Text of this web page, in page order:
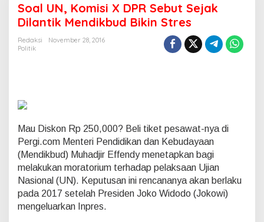
a
l
U
N
X
P
R
S
e
b
u
t
Soal UN, Komisi X DPR Sebut Sejak
Dilantik Mendikbud Bikin Stres
Redaksi
November 28, 2016
Politik
Mau Diskon Rp 250,000? Beli tiket pesawat-nya di
Pergi.com Menteri Pendidikan dan Kebudayaan
(Mendikbud) Muhadjir Effendy menetapkan bagi
melakukan moratorium terhadap pelaksaan Ujian
Nasional (UN). Keputusan ini rencananya akan berlaku
pada 2017 setelah Presiden Joko Widodo (Jokowi)
mengeluarkan Inpres.